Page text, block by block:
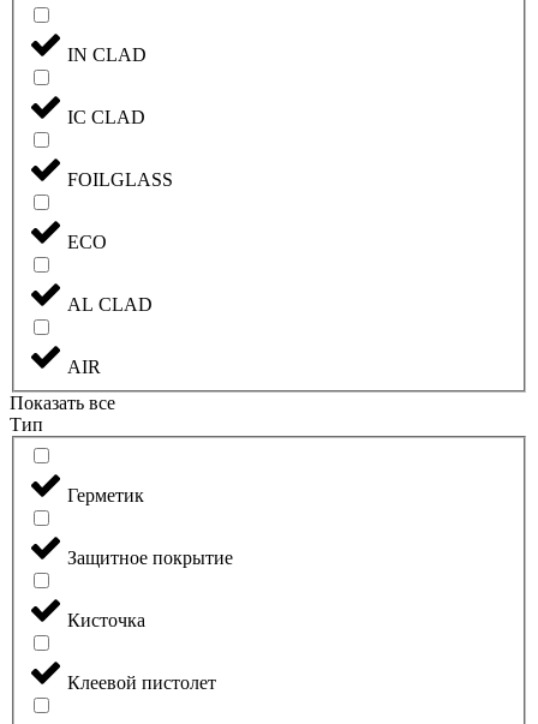
IN CLAD
IC CLAD
FOILGLASS
ECO
AL CLAD
AIR
Показать все
Тип
Герметик
Защитное покрытие
Кисточка
Клеевой пистолет